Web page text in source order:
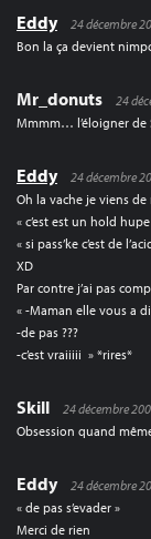
Eddy
24 décembre
Bon la ça devient
Mr_donuts
24
Mmmm… l’éloigner de
Eddy
24 décembre
Oh la vache je viens
« c’est est un hold
« si pass’ke c’est de
XD
Par contre j’ai pas
« -Maman elle vous a
-de pas ???
-c’est vraiiiii » *rires*
Skill
24 décembre
Obsession quand
Eddy
24 décembre
« de pas s’evader »
Merci de rien